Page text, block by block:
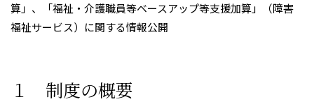
算」、「福祉・介護職員等ベースアップ等支援加算」（障害
福祉サービス）に関する情報公開
１ 制度の概要